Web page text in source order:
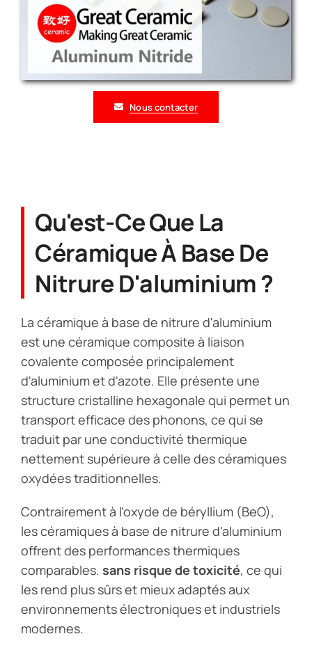
Nous contacter
Qu'est-Ce Que La
Céramique À Base De
Nitrure D'aluminium ?
La céramique à base de nitrure d'aluminium
est une céramique composite à liaison
covalente composée principalement
d'aluminium et d'azote. Elle présente une
structure cristalline hexagonale qui permet un
transport efficace des phonons, ce qui se
traduit par une conductivité thermique
nettement supérieure à celle des céramiques
oxydées traditionnelles.
Contrairement à l'oxyde de béryllium (BeO),
les céramiques à base de nitrure d'aluminium
offrent des performances thermiques
comparables. sans risque de toxicité, ce qui
les rend plus sûrs et mieux adaptés aux
environnements électroniques et industriels
modernes.